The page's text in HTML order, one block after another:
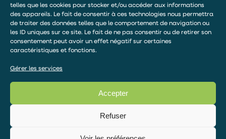
telles que les cookies pour stocker et/ou accéder aux informations
des appareils. Le fait de consentir à ces technologies nous permettra
de traiter des données telles que le comportement de navigation ou
les ID uniques sur ce site. Le fait de ne pas consentir ou de retirer son
consentement peut avoir un effet négatif sur certaines
caractéristiques et fonctions.
Gérer les services
Accepter
Refuser
DEMANDER UN DEVIS
ÊTRE RAPPELÉ
DEVENIR DISTRIBUTEUR
© 2026 – TOUS DROITS RÉSERVÉS
Articles TASO
Mentions légales